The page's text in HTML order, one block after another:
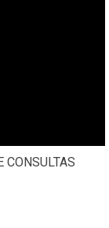
CONSULTAS